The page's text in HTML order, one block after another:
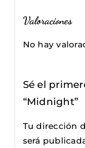
Valoraciones
No hay
Sé el
“Midnight”
Tu dirección
será